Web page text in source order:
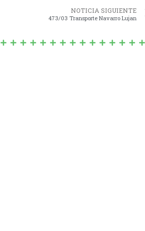
NOTICIA SIGUIENTE
473/03 Transporte Navarro Lujan